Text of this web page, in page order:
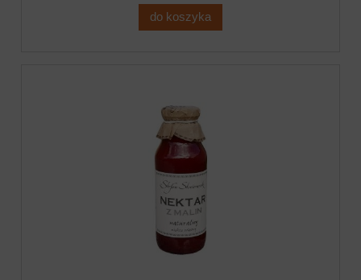
do koszyka